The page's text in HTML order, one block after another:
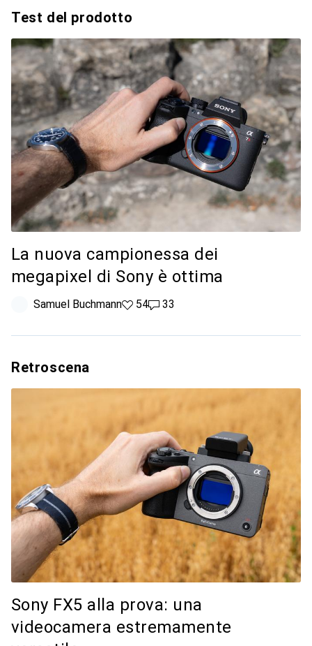
Test del prodotto
La nuova campionessa dei
megapixel di Sony è ottima
Samuel Buchmann54 like
5433 commenti
33
Retroscena
Sony FX5 alla prova: una
videocamera estremamente